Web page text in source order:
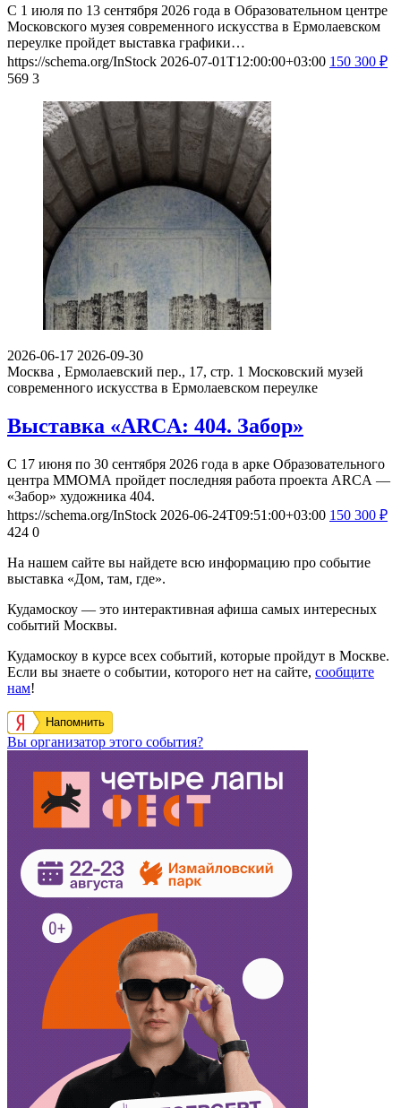
С 1 июля по 13 сентября 2026 года в Образовательном центре
Московского музея современного искусства в Ермолаевском
переулке пройдет выставка графики…
https://schema.org/InStock 2026-07-01T12:00:00+03:00 150 300 ₽
569 3
2026-06-17 2026-09-30
Москва , Ермолаевский пер., 17, стр. 1 Московский музей
современного искусства в Ермолаевском переулке
Выставка «ARCA: 404. Забор»
С 17 июня по 30 сентября 2026 года в арке Образовательного
центра ММОМА пройдет последняя работа проекта ARCA —
«Забор» художника 404.
https://schema.org/InStock 2026-06-24T09:51:00+03:00 150 300 ₽
424 0
На нашем сайте вы найдете всю информацию про событие
выставка «Дом, там, где».
Кудамоскоу — это интерактивная афиша самых интересных
событий Москвы.
Кудамоскоу в курсе всех событий, которые пройдут в Москве.
Если вы знаете о событии, которого нет на сайте, сообщите
нам!
Напомнить
Вы организатор этого события?